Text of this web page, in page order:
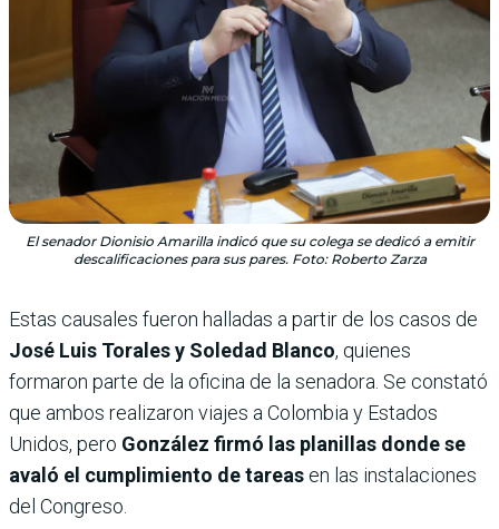
El senador Dionisio Amarilla indicó que su colega se dedicó a emitir
descalificaciones para sus pares. Foto: Roberto Zarza
Estas causales fueron halladas a partir de los casos de
José Luis Torales y Soledad Blanco, quienes
formaron parte de la oficina de la senadora. Se constató
que ambos realizaron viajes a Colombia y Estados
Unidos, pero González firmó las planillas donde se
avaló el cumplimiento de tareas en las instalaciones
del Congreso.